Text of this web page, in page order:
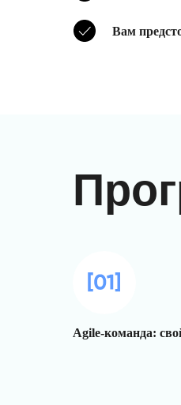
Вам
Agile-команда: